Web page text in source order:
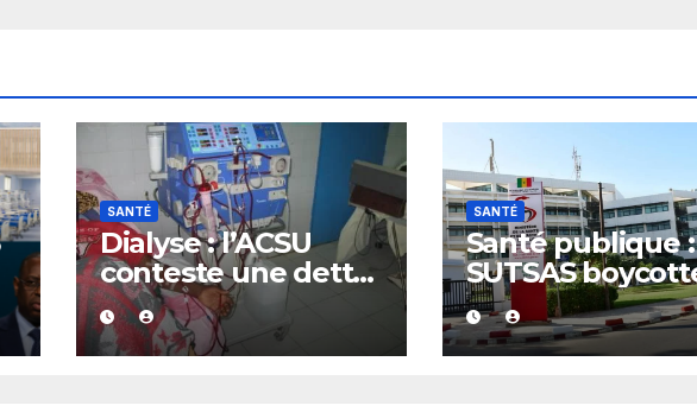
SANTÉ
Dialyse : l’ACSU
conteste une dette
de 15 milliards FCFA
annoncée par la
CNPNT et exige des
SANTÉ
Santé publique
SUTSAS
les
stratégiques du
ministère